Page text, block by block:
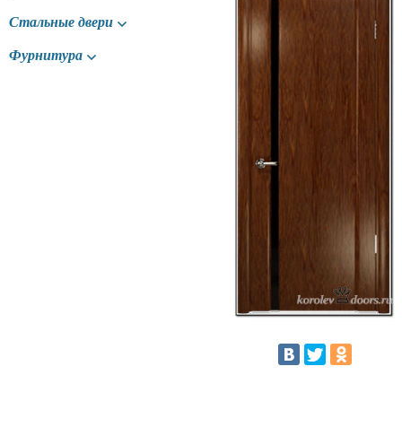
Стальные двери
Фурнитура